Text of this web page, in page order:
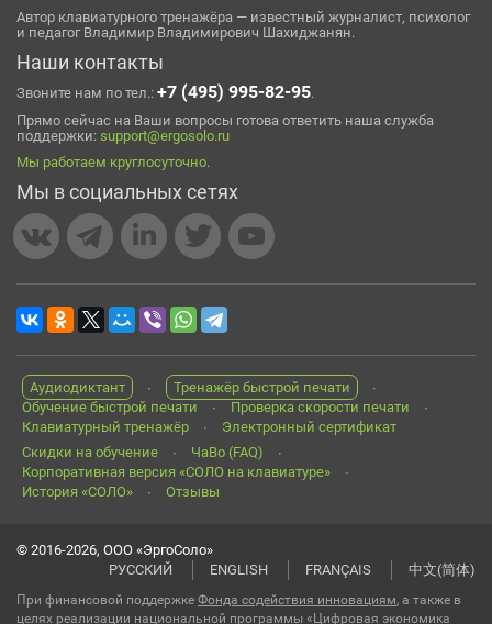
Автор клавиатурного тренажёра — известный журналист, психолог
и педагог Владимир Владимирович Шахиджанян.
Наши контакты
Звоните нам по тел.: +7 (495) 995-82-95.
Прямо сейчас на Ваши вопросы готова ответить наша служба
поддержки: support@ergosolo.ru
Мы работаем круглосуточно.
Мы в социальных сетях
Аудиодиктант
Тренажёр быстрой печати
Обучение быстрой печати
Проверка скорости печати
Клавиатурный тренажёр
Электронный сертификат
Скидки на обучение
ЧаВо (FAQ)
Корпоративная версия «СОЛО на клавиатуре»
История «СОЛО»
Отзывы
© 2016-2026, ООО «ЭргоСоло»
РУССКИЙ
ENGLISH FRANÇAIS 中文(简体)
При финансовой поддержке Фонда содействия инновациям, а также в
целях реализации национальной программы «Цифровая экономика